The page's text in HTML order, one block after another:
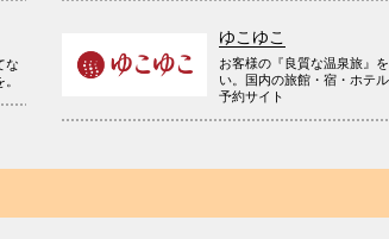
な
ゆこゆこ
お客様の『良質な温泉旅』
い。国内の旅館・宿・ホテ
予約サイト